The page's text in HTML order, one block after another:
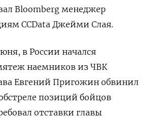
Bloomberg менеджер
CCData Джейми Слая.
в России начался
наемников из ЧВК
Евгений Пригожин обвинил
позиций бойцов
отставки главы